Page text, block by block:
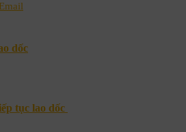
Email
dốc
tục lao dốc